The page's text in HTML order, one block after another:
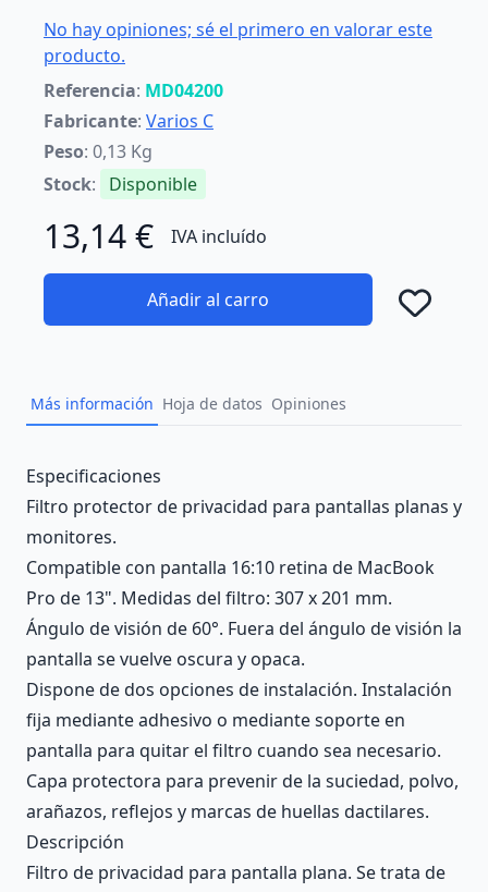
No hay opiniones; sé el primero en valorar este
producto.
Referencia: MD04200
Fabricante: Varios C
Peso: 0,13 Kg
Stock: Disponible
13,14 € IVA incluído
Añadir al carro
Más información Hoja de datos Opiniones
Description
Especificaciones
Filtro protector de privacidad para pantallas planas y
monitores.
Compatible con pantalla 16:10 retina de MacBook
Pro de 13". Medidas del filtro: 307 x 201 mm.
Ángulo de visión de 60°. Fuera del ángulo de visión la
pantalla se vuelve oscura y opaca.
Dispone de dos opciones de instalación. Instalación
fija mediante adhesivo o mediante soporte en
pantalla para quitar el filtro cuando sea necesario.
Capa protectora para prevenir de la suciedad, polvo,
arañazos, reflejos y marcas de huellas dactilares.
Descripción
Filtro de privacidad para pantalla plana. Se trata de